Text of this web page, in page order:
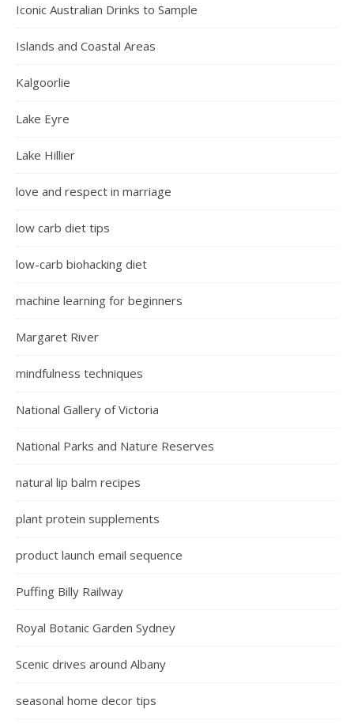
Iconic Australian Drinks to Sample
Islands and Coastal Areas
Kalgoorlie
Lake Eyre
Lake Hillier
love and respect in marriage
low carb diet tips
low-carb biohacking diet
machine learning for beginners
Margaret River
mindfulness techniques
National Gallery of Victoria
National Parks and Nature Reserves
natural lip balm recipes
plant protein supplements
product launch email sequence
Puffing Billy Railway
Royal Botanic Garden Sydney
Scenic drives around Albany
seasonal home decor tips